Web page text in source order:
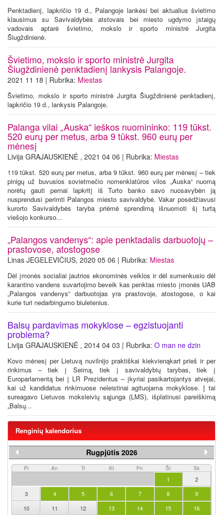
Penktadienį, lapkričio 19 d., Palangoje lankėsi bei aktualius švietimo
klausimus su Savivaldybės atstovais bei miesto ugdymo įstaigų
vadovais aptarė švietimo, mokslo ir sporto ministrė Jurgita
Šiugždinienė.
Švietimo, mokslo ir sporto ministrė Jurgita
Šiugždinienė penktadienį lankysis Palangoje.
2021 11 18 | Rubrika: Miestas
Švietimo, mokslo ir sporto ministrė Jurgita Šiugždinienė penktadienį,
lapkričio 19 d., lankysis Palangoje.
Palanga vilai „Auska“ ieškos nuomininko: 119 tūkst.
520 eurų per metus, arba 9 tūkst. 960 eurų per
mėnesį
Livija GRAJAUSKIENĖ , 2021 04 06 | Rubrika: Miestas
119 tūkst. 520 eurų per metus, arba 9 tūkst. 960 eurų per mėnesį – tiek
pinigų už buvusios sovietmečio nomenklatūros vilos „Auska“ nuomą
norėtų gauti pernai lapkritį iš Turto banko savo nuosavybėn ją
nusprendusi perimti Palangos miesto savivaldybė. Vakar posėdžiavusi
kurorto Savivaldybės taryba priėmė sprendimą išnuomoti šį turtą
viešojo konkurso...
„Palangos vandenys“: apie penktadalis darbuotojų –
prastovose, atostogose
Linas JEGELEVIČIUS, 2020 05 06 | Rubrika: Miestas
Dėl įmonės socialiai jautrios ekonominės veiklos ir dėl sumenkusio dėl
karantino vandens suvartojimo beveik kas penktas miesto įmonės UAB
„Palangos vandenys“ darbuotojas yra prastovoje, atostogose, o kai
kurie turi nedarbingumo biuletenius.
Balsų pardavimas mokyklose – egzistuojanti
problema?
Livija GRAJAUSKIENĖ , 2014 04 03 | Rubrika: O man ne dzin
Kovo mėnesį per Lietuvą nuvilnijo praktiškai kiekvienąkart prieš ir per
rinkimus – tiek į Seimą, tiek į savivaldybių tarybas, tiek į
Europarlamentą bei į LR Prezidentus – įkyriai pasikartojantys atvejai,
kai už kandidatus rinkimuose neleistinai agituojama mokyklose. Į tai
sureagavo Lietuvos moksleivių sąjunga (LMS), išplatinusi pareiškimą
„Balsų...
Renginių kalendorius
Rugpjūtis 2026
Pi An Tr Kt Pn Št Sk
1
2
3
4 5 6 7 8
9
10
11 12 13 14 15
16